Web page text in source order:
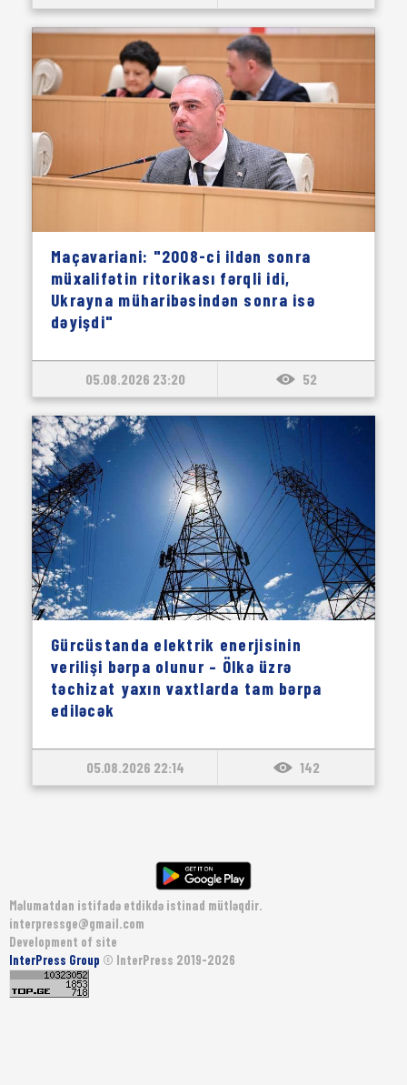
Maçavariani: "2008-ci ildən sonra
müxalifətin ritorikası fərqli idi,
Ukrayna müharibəsindən sonra isə
dəyişdi"
05.08.2026 23:20 52
Gürcüstanda elektrik enerjisinin
verilişi bərpa olunur – Ölkə üzrə
təchizat yaxın vaxtlarda tam bərpa
ediləcək
05.08.2026 22:14 142
Məlumatdan istifadə etdikdə istinad mütləqdir.
interpressge@gmail.com
Development of site
InterPress Group © InterPress 2019-2026